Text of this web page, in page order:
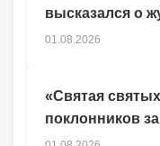
высказался о
01.08.2026
«Святая
поклонников